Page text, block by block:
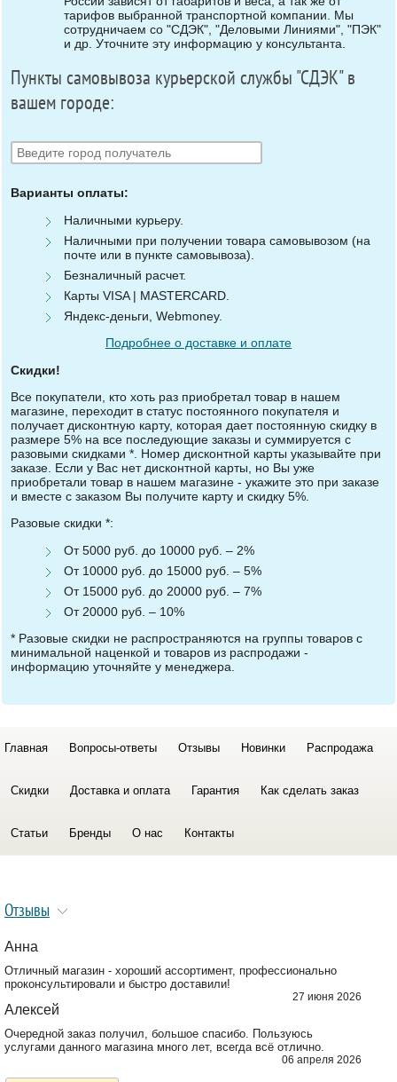
тарифов выбранной транспортной компании. Мы
сотрудничаем со "СДЭК", "Деловыми Линиями", "ПЭК"
и др. Уточните эту информацию у консультанта.
Пункты самовывоза курьерской службы "СДЭК" в
вашем городе:
Варианты оплаты:
Наличными курьеру.
Наличными при получении товара самовывозом (на
почте или в пункте самовывоза).
Безналичный расчет.
Карты VISA | MASTERCARD.
Яндекс-деньги, Webmoney.
Подробнее о доставке и оплате
Скидки!
Все покупатели, кто хоть раз приобретал товар в нашем
магазине, переходит в статус постоянного покупателя и
получает дисконтную карту, которая дает постоянную скидку в
размере 5% на все последующие заказы и суммируется с
разовыми скидками *. Номер дисконтной карты указывайте при
заказе. Если у Вас нет дисконтной карты, но Вы уже
приобретали товар в нашем магазине - укажите это при заказе
и вместе с заказом Вы получите карту и скидку 5%.
Разовые скидки *:
От 5000 руб. до 10000 руб. – 2%
От 10000 руб. до 15000 руб. – 5%
От 15000 руб. до 20000 руб. – 7%
От 20000 руб. – 10%
* Разовые скидки не распространяются на группы товаров с
минимальной наценкой и товаров из распродажи -
информацию уточняйте у менеджера.
Главная Вопросы-ответы Отзывы Новинки Распродажа
Скидки Доставка и оплата Гарантия Как сделать заказ
Статьи Бренды О нас Контакты
Отзывы
Анна
Отличный магазин - хороший ассортимент, профессионально
проконсультировали и быстро доставили!
27 июня 2026
Алексей
Очередной заказ получил, большое спасибо. Пользуюсь
услугами данного магазина много лет, всегда всё отлично.
06 апреля 2026